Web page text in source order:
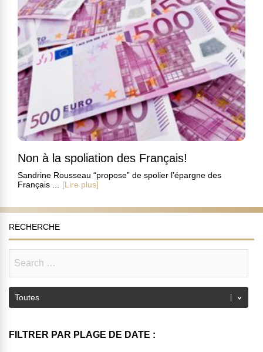
Non à la spoliation des Français!
Sandrine Rousseau “propose” de spolier l’épargne des
Français ...
[Lire plus]
RECHERCHE
FILTRER PAR PLAGE DE DATE :